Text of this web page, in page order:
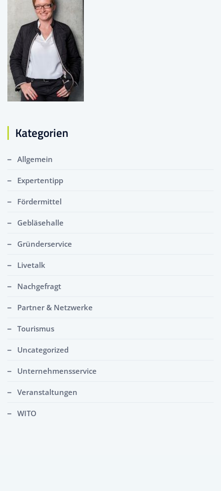
Kategorien
Allgemein
Expertentipp
Fördermittel
Gebläsehalle
Gründerservice
Livetalk
Nachgefragt
Partner & Netzwerke
Tourismus
Uncategorized
Unternehmensservice
Veranstaltungen
WITO